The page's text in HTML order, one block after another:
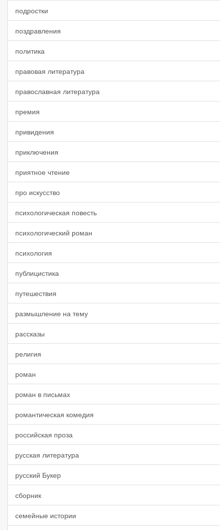
подростки
поздравления
политика
правовая литература
православная литература
премия
привидения
приключения
приятное чтение
про искусство
психологическая повесть
психологический роман
психология
публицистика
путешествия
размышление на тему
рассказы
религия
роман
роман в письмах
романтическая комедия
российская проза
русская литература
русский Букер
сборник
семейные истории